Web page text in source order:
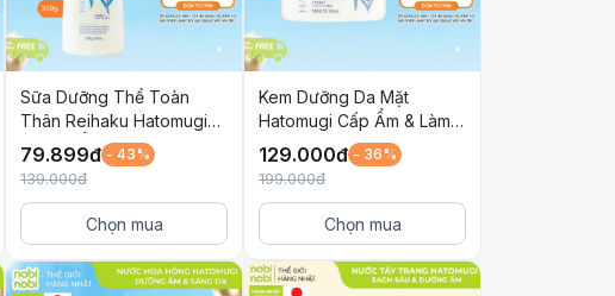
Sữa Dưỡng Thể Toàn
Thân Reihaku Hatomugi
Dưỡng Ẩm và Làm Sáng
Da 250g
79.899đ - 43%
139.000đ
Chọn mua
Kem Dưỡng Da Mặt
Hatomugi Cấp Ẩm & Làm
Sáng Da 300g
129.000đ - 36%
199.000đ
Chọn mua